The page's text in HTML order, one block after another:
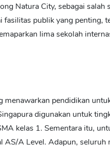
Natura City, sebagai salah
publik yang penting,
limasekolah
menawarkan pendidikan
digunakan untuk
kelas 1. Sementara itu,
A Level. Adapun, seluruh